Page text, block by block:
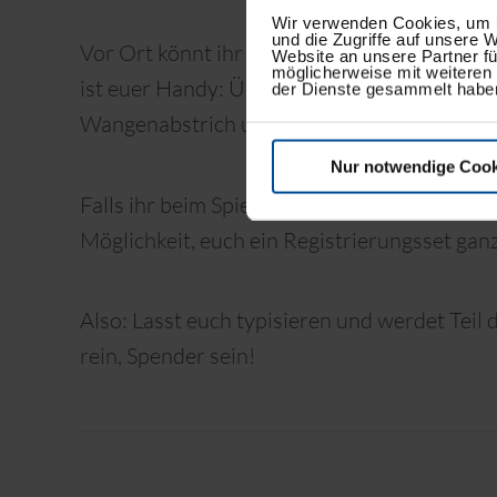
Wir verwenden Cookies,
und die Zugriffe auf unsere
Website an unsere Partner
möglicherweise mit
der Dienste gesammelt
Nur notwendige
Vor Ort könnt ihr euch kostenlos
ist euer Handy: Über einen QR-Code gebt
Wangenabstrich und schon seid ihr
Falls ihr beim Spiel gegen Dynamo
Möglichkeit, euch ein Registrierungsset
Also: Lasst euch typisieren und werdet Teil
rein, Spender sein!